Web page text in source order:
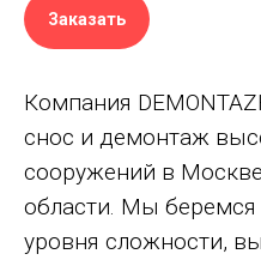
Заказать
Компания
снос и демонтаж
сооружений в
области. Мы
уровня сложности,